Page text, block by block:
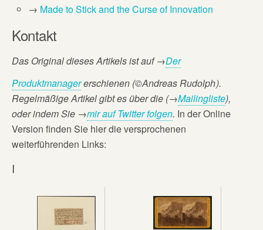
→ Made to Stick and the Curse of Innovation
Kontakt
Das Original dieses Artikels ist auf→Der
Produktmanagererschienen (©Andreas Rudolph).
Regelmäßige Artikel gibt es über die (→Mailingliste),
oderindem Sie →mir auf Twitter folgen. In der Online
Version finden Sie hier die versprochenen
weiterführenden Links:
I